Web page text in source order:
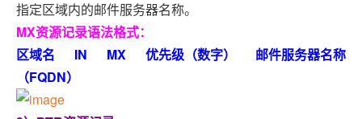
指定区域内的邮件服务器名称。
MX资源记录语法格式：
区域名 IN MX 优先级（数字） 邮件服务器名称
（FQDN）